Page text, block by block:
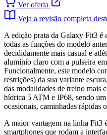
Ver oferta
Veja a revisão completa
A edição prata da Galaxy Fit3 é
todas as funções do modelo
decididamente mais casual e
alumínio claro com a pulseira
Funcionalmente, este modelo
restrições) da sua variante
das modalidades de treino mais
hídrica 5 ATM e IP68, sendo
ocasionais, caminhadas rápidas
A maior vantagem na linha Fit3
smartphones que rodam a